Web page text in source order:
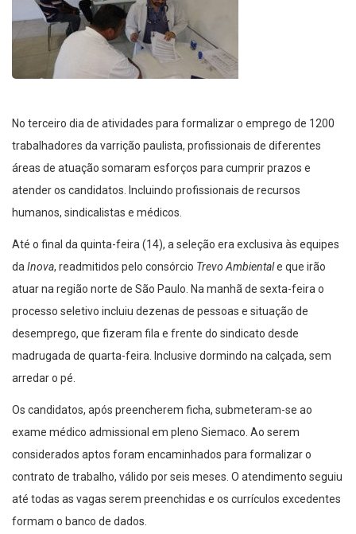
No terceiro dia de atividades para formalizar o emprego de 1200
trabalhadores da varrição paulista, profissionais de diferentes
áreas de atuação somaram esforços para cumprir prazos e
atender os candidatos. Incluindo profissionais de recursos
humanos, sindicalistas e médicos.
Até o final da quinta-feira (14), a seleção era exclusiva às equipes
da Inova, readmitidos pelo consórcio Trevo Ambientale que irão
atuar na região norte de São Paulo. Na manhã de sexta-feira o
processo seletivo incluiu dezenas de pessoas e situação de
desemprego, que fizeram fila e frente do sindicato desde
madrugada de quarta-feira. Inclusive dormindo na calçada, sem
arredar o pé.
Os candidatos, após preencherem ficha, submeteram-se ao
exame médico admissional em pleno Siemaco. Ao serem
considerados aptos foram encaminhados para formalizar o
contrato de trabalho, válido por seis meses. O atendimento seguiu
até todas as vagas serem preenchidas e os currículos excedentes
formam o banco de dados.